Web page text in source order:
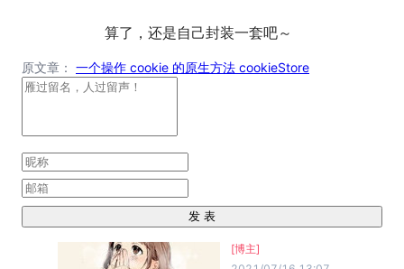
算了，还是自己封装一套吧～
原文章： 一个操作 cookie 的原生方法 cookieStore
发 表
[博主]